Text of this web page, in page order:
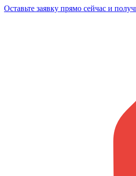
Оставьте заявку прямо сейчас и